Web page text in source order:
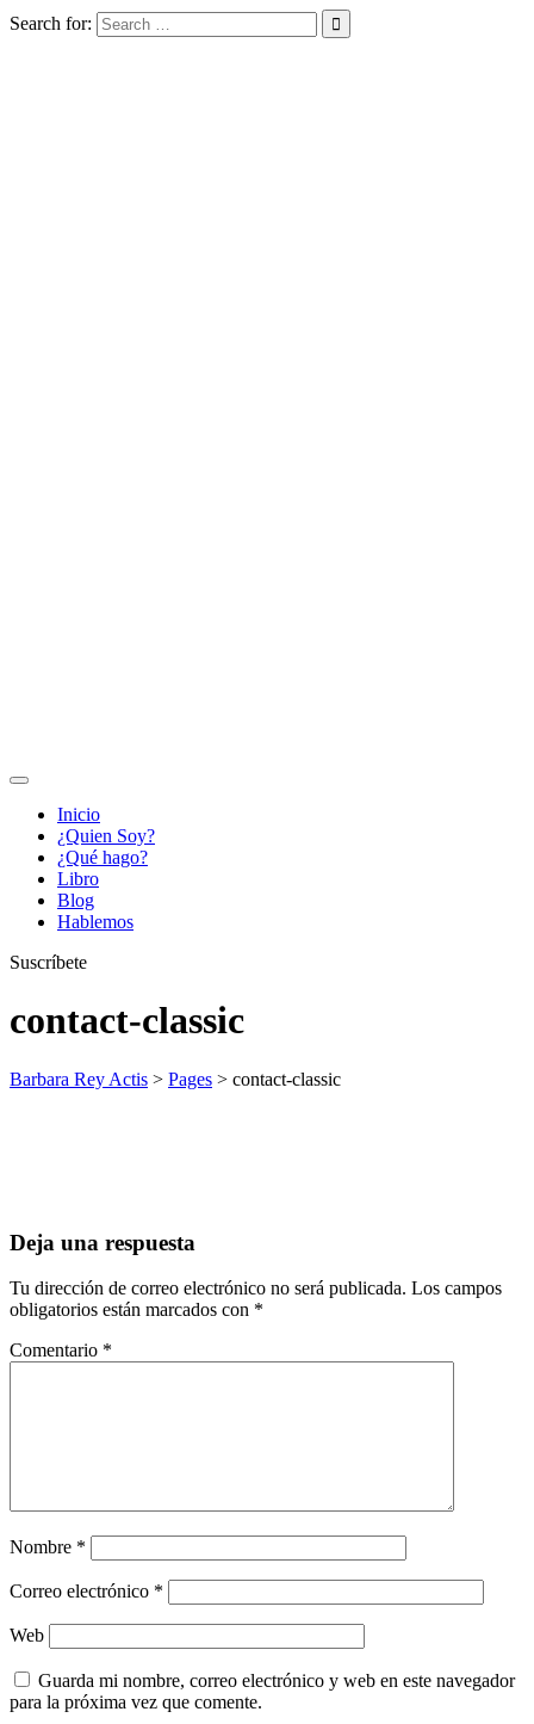
Search for:
Inicio
¿Quien Soy?
¿Qué hago?
Libro
Blog
Hablemos
Suscríbete
contact-classic
Barbara Rey Actis > Pages > contact-classic
Deja una respuesta
Tu dirección de correo electrónico no será publicada. Los campos
obligatorios están marcados con *
Comentario *
Nombre *
Correo electrónico *
Web
Guarda mi nombre, correo electrónico y web en este navegador
para la próxima vez que comente.